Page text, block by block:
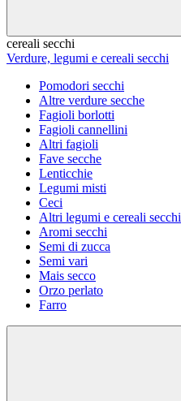
cereali secchi
Verdure, legumi e cereali secchi
Pomodori secchi
Altre verdure secche
Fagioli borlotti
Fagioli cannellini
Altri fagioli
Fave secche
Lenticchie
Legumi misti
Ceci
Altri legumi e cereali secchi
Aromi secchi
Semi di zucca
Semi vari
Mais secco
Orzo perlato
Farro